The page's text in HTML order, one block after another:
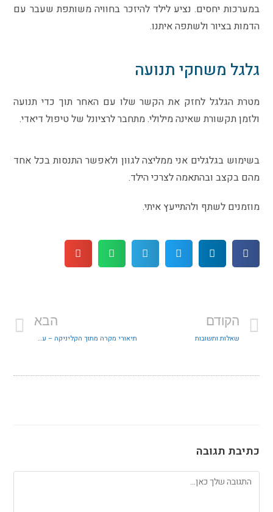
במערכות יחסים. נציע לילד להיזכר בחוויה משותפת שעבר עם
הדמות בציור ולשתפה איתנו.
גלגל משחקי תנועה
מטרת הגלגל לחזק את הקשר שלו עם האחר תוך כדי תנועה
ולזמן תקשורת שאינה מילולי. מתחבר לרציונל של טיפול דיאדי.
בשימוש בגלגלים אני ממליצה לגוון ולאפשר התנסות בכל אחד
מהם בקצב ובהתאמה לצרכי הילד.
מוזמנים לשתף ולהתייעץ איתי.
הקודם
שאלות ותשובות
הבא
תיאורי מקרה מתוך הקליניקה – עבודה עם גלגלי המשחק
כתיבת תגובה